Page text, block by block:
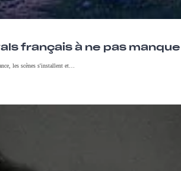
français à ne pas
les scènes s'installent et…